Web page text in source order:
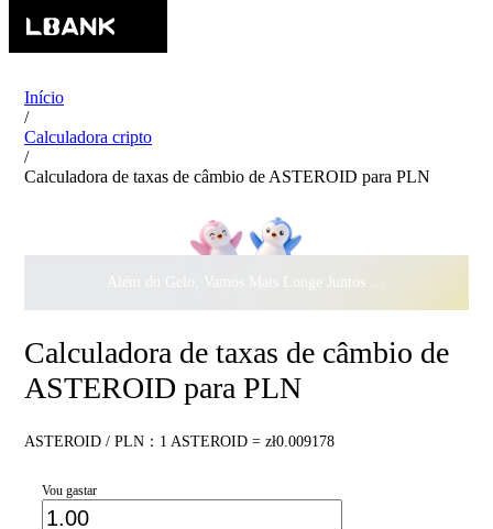
Início
/
Calculadora cripto
/
Calculadora de taxas de câmbio de ASTEROID para PLN
Além do Gelo, Vamos Mais Longe Juntos ·$500.000
Calculadora de taxas de câmbio de
ASTEROID para PLN
ASTEROID / PLN：1 ASTEROID = zł0.009178
Vou gastar